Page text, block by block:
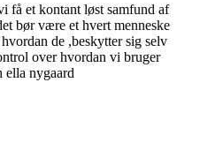
få et kontant løst samfund af
bør være et hvert menneske
de ,beskytter sig selv
over hvordan vi bruger
ella nygaard